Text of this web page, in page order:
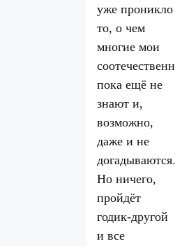
уже проникло
то, о чем
многие мои
пока ещё не
знают и,
возможно,
даже и не
догадываются.
Но ничего,
пройдёт
годик-другой
и все